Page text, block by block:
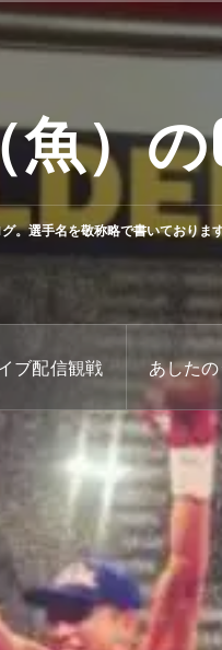
）の
。選手名を敬称略で書いておりま
ブ配信観戦 あした